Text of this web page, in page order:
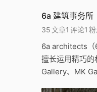
6a 建筑事务
35文章1 评论1
6a architects（
擅长运用精巧
Gallery、MK